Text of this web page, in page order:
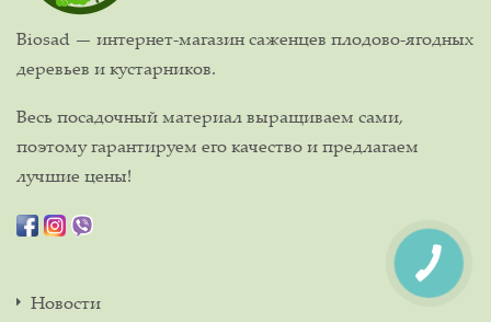
Biosad — интернет-магазин саженцев плодово-ягодных
деревьев и кустарников.
Весь посадочный материал выращиваем сами,
поэтому гарантируем его качество и предлагаем
лучшие цены!
Новости